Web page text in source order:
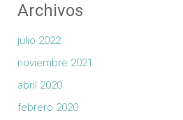
Archivos
julio 2022
noviembre 2021
abril 2020
febrero 2020